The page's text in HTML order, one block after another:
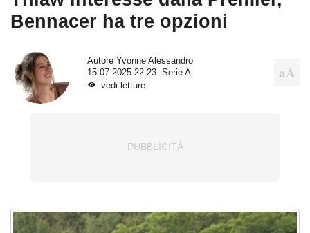
Bennacer ha tre opzioni
Autore Yvonne Alessandro
15.07.2025 22:23
Serie A
vedi letture